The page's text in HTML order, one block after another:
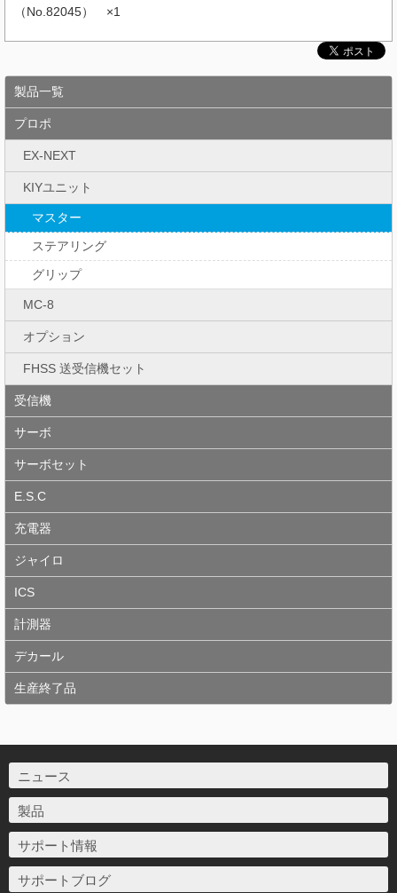
（No.82045） ×1
製品一覧
プロポ
EX-NEXT
KIYユニット
マスター
ステアリング
グリップ
MC-8
オプション
FHSS 送受信機セット
受信機
サーボ
サーボセット
E.S.C
充電器
ジャイロ
ICS
計測器
デカール
生産終了品
ニュース
製品
サポート情報
サポートブログ